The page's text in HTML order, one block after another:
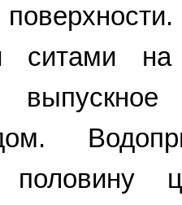
ситами на
половину